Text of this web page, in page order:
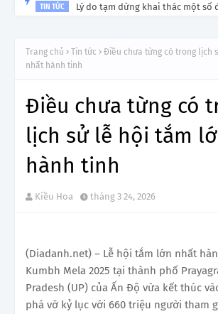
Trang chủ Tin tức
Điều chưa từng có trong lịch
nhất hành tinh
Điều chưa từng có
lịch sử lễ hội tắm
hành tinh
Kiều Hoa tháng 3 24, 2026
(Diadanh.net) – Lễ hội tắm lớn nhất
Kumbh Mela 2025 tại thành phố
Pradesh (UP) của Ấn Độ vừa kết thúc
phá vỡ kỷ lục với 660 triệu người tham